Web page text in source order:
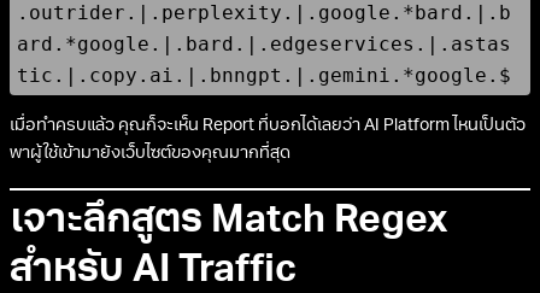
.outrider.|.perplexity.|.google.*bard.|.b
ard.*google.|.bard.|.edgeservices.|.astas
tic.|.copy.ai.|.bnngpt.|.gemini.*google.$
เมื่อทำครบแล้ว คุณก็จะเห็น Report ที่บอกได้เลยว่า AI Platform ไหนเป็นตัว
พาผู้ใช้เข้ามายังเว็บไซต์ของคุณมากที่สุด
เจาะลึกสูตร Match Regex
สำหรับ AI Traffic